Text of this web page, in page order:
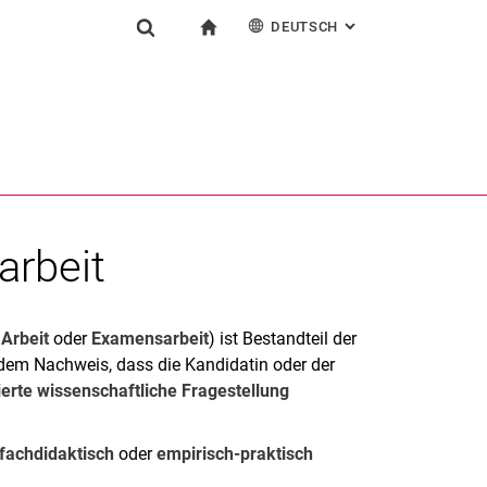
DEUTSCH : ALTERNATIVE
oder Examensarbeit) ist Bestandteil der
Nachweis, dass die Kandidatin oder der
wissenschaftliche Fragestellung
fachdidaktisch oderempirisch-praktisch